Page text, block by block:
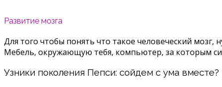
Развитие мозга
Для того чтобы понять что такое человеческий
Мебель, окружающую тебя, компьютер, за которым
Узники поколения Пепси: сойдем с ума вместе?